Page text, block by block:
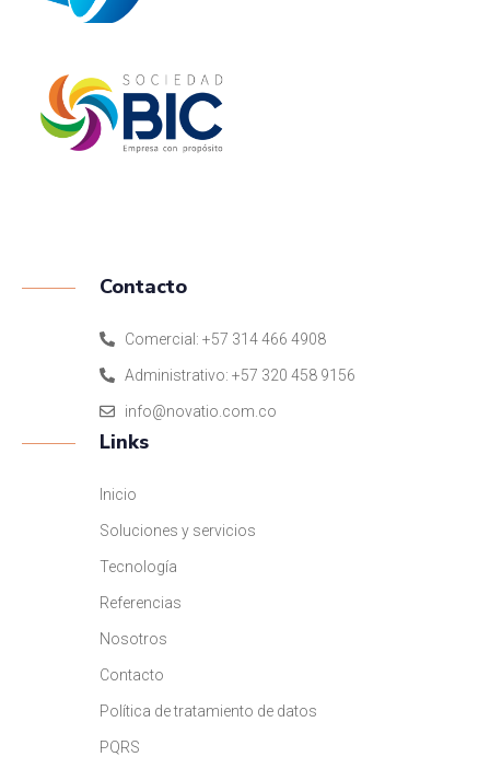
Contacto
Comercial: +57 314 466 4908
Administrativo: +57 320 458 9156
info@novatio.com.co
Links
Inicio
Soluciones y servicios
Tecnología
Referencias
Nosotros
Contacto
Política de tratamiento de datos
PQRS